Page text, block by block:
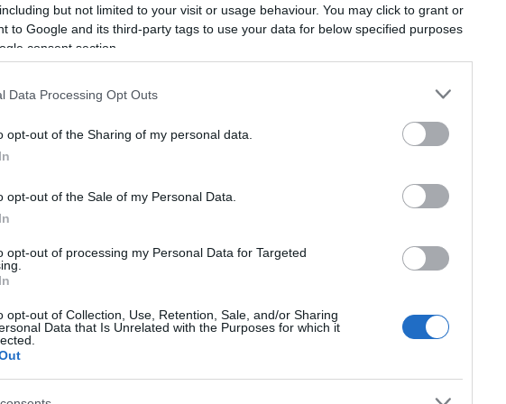
but not limited to your visit or usage behaviour. You may click to grant or
to Google and its third-party tags to use your data for below specified purposes
consent section.
Data Processing Opt Outs
opt-out of the Sharing of my personal data.
opt-out of the Sale of my Personal Data.
opt-out of processing my Personal Data for Targeted
opt-out of Collection, Use, Retention, Sale, and/or Sharing
Data that Is Unrelated with the Purposes for which it
értéket képviselő kulturális és természeti
egy adott ország, hanem az egész emberiség
szerint a helyszíneket két csoportban
vagy természeti örökség kategóriában
csatlakozott, és 1987. december 11-én számos
London – Westminster Apátság, Pisa – Pisai
helyszín, Hollókő Ófaluja és Budapest Budai Vár is